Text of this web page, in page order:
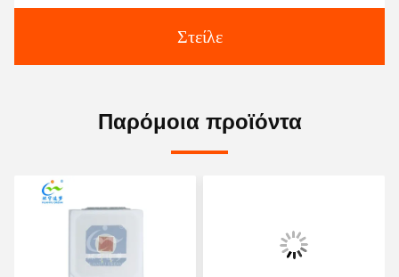
Στείλε
Παρόμοια προϊόντα